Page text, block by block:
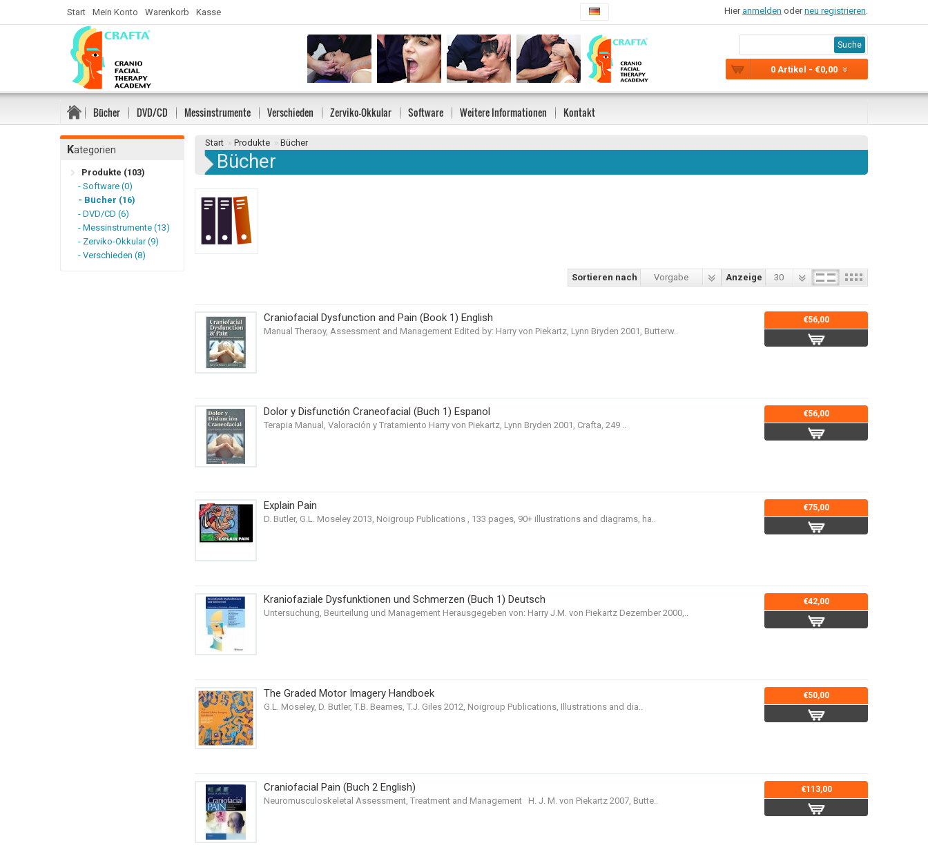
0 Artikel - €0,00
Suche
Start Mein Konto Warenkorb Kasse Hier anmelden oderneu registrieren.
Bücher DVD/CD Messinstrumente Verschieden Zerviko-Okkular Software Weitere Informationen Kontakt
Kategorien
Produkte (103)
- Software (0)
- Bücher (16)
- DVD/CD (6)
- Messinstrumente (13)
- Zerviko-Okkular (9)
- Verschieden (8)
Start » Produkte » Bücher
Bücher
Anzeige 30
Sortieren nach Vorgabe
Craniofacial Dysfunction and Pain (Book 1) English
Manual Theraoy, Assessment and Management Edited by: Harry von Piekartz, Lynn Bryden 2001, Butterw..
€56,00
Dolor y Disfunctión Craneofacial (Buch 1) Espanol
Terapia Manual, Valoración y Tratamiento Harry von Piekartz, Lynn Bryden 2001, Crafta, 249 ..
€56,00
Explain Pain
D. Butler, G.L. Moseley 2013, Noigroup Publications , 133 pages, 90+ illustrations and diagrams, ha..
€75,00
Kraniofaziale Dysfunktionen und Schmerzen (Buch 1) Deutsch
Untersuchung, Beurteilung und Management Herausgegeben von: Harry J.M. von Piekartz Dezember 2000,..
€42,00
The Graded Motor Imagery Handboek
G.L. Moseley, D. Butler, T.B. Beames, T.J. Giles 2012, Noigroup Publications, Illustrations and dia..
€50,00
Craniofacial Pain (Buch 2 English)
Neuromusculoskeletal Assessment, Treatment and Management H. J. M. von Piekartz 2007, Butte..
€113,00